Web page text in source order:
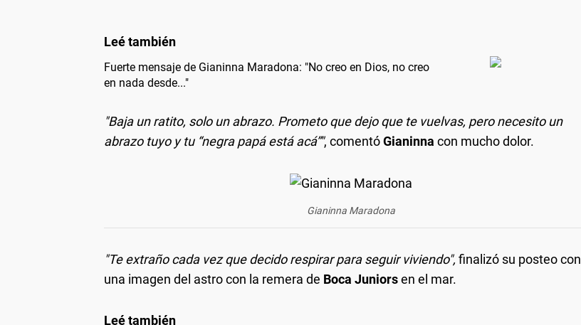
Fuerte mensaje de Gianinna Maradona: "No creo en Dios, no creo
en nada desde..."
"Baja un ratito, solo un abrazo. Prometo que dejo que te vuelvas, pero necesito un
abrazo tuyo y tu “negra papá está acá”", comentóGianinna con mucho dolor.
Gianinna Maradona
"Te extraño cada vez que decido respirar para seguir viviendo", finalizó su posteo con
una imagen del astro con la remera de Boca Juniorsen el mar.